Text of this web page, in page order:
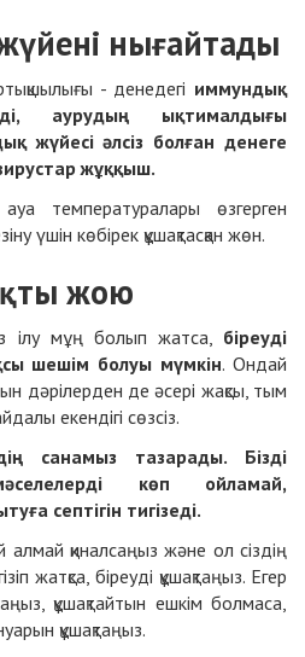
нығайтады
- денедегі иммундық
аурудың ықтималдығы
жүйесі әлсіз болған денеге
жұққыш.
температуралары өзгерген
үшін көбірек құшақтасқан жөн.
жою
ілу мұң болып жатса, біреуді
шешім болуы мүмкін. Ондай
дәрілерден де әсері жақсы, тым
екендігі сөзсіз.
санамыз тазарады. Бізді
көп ойламай,
септігін тигізеді.
алмай қиналсаңыз және ол сіздің
жатқса, біреуді құшақтаңыз. Егер
құшақтайтын ешкім болмаса,
құшақтаңыз.